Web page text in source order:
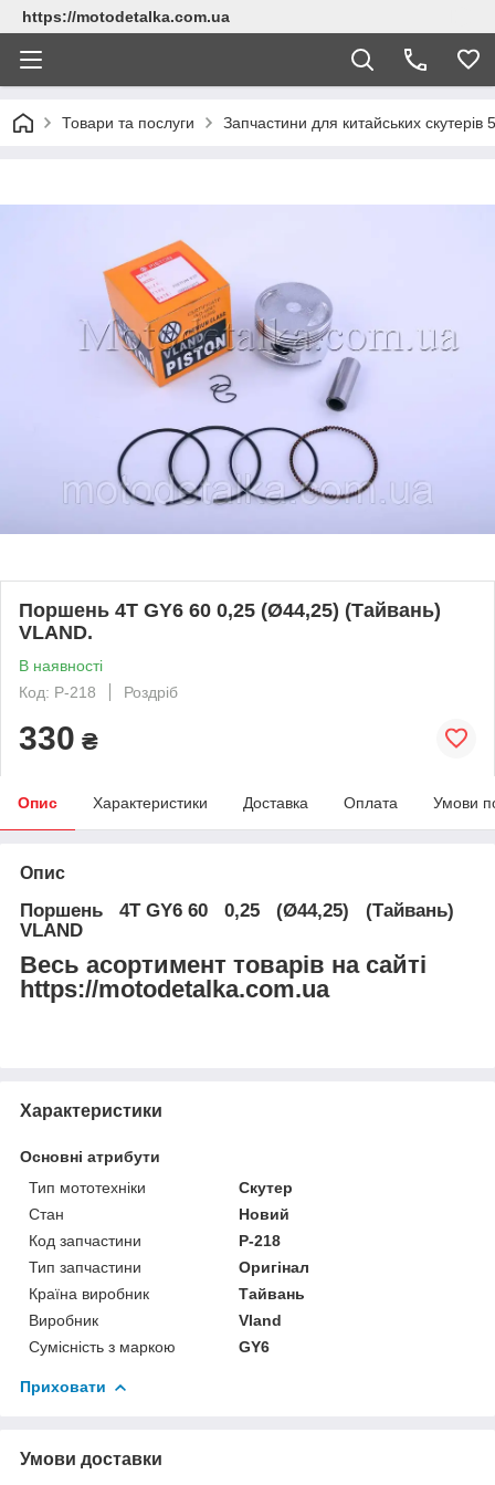
https://motodetalka.com.ua
Товари та послуги Запчастини для китайських
Поршень 4T GY6 60 0,25 (Ø44,25) (Тайвань)
VLAND.
В наявності
Код: P-218
Роздріб
330 ₴
Опис Характеристики Доставка Оплата Умови
Опис
Поршень 4T GY6 60 0,25 (Ø44,25) (Тайвань)
VLAND
Весь асортимент товарів на сайті
https://motodetalka.com.ua
Характеристики
Основні атрибути
Тип мототехніки
Скутер
Стан
Новий
Код запчастини
P-218
Тип запчастини
Оригінал
Країна виробник
Тайвань
Виробник
Vland
Сумісність з маркою
GY6
Приховати
Умови доставки